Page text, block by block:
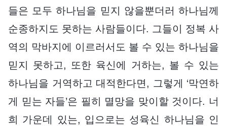
들은 모두 하나님을 믿지 않을뿐더러 하나님께
순종하지도 못하는 사람들이다. 그들이 정복 사
역의 막바지에 이르러서도 볼 수 있는 하나님을
믿지 못하고, 또한 육신에 거하는, 볼 수 있는
하나님을 거역하고 대적한다면, 그렇게 ‘막연하
게 믿는 자들’은 필히 멸망을 맞이할 것이다. 너
희 가운데 있는, 입으로는 성육신 하나님을 인